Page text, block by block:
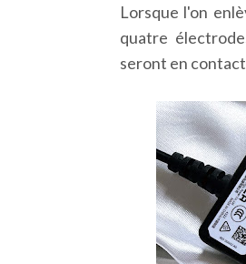
Lorsque l'on
quatre
seront en